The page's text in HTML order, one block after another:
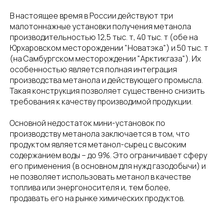
В настоящее время в России действуют три
малотоннажные установки получения метанола
производительностью 12,5 тыс. т, 40 тыс. т (обе на
Юрхаровском месторождении "Новатэка") и 50 тыс. т
(на Самбургском месторождении "Арктикгаза"). Их
особенностью является полная интеграция
производства метанола и действующего промысла.
Такая конструкция позволяет существенно снизить
требования к качеству производимой продукции.
Основной недостаток мини-установок по
производству метанола заключается в том, что
продуктом является метанол-сырец с высоким
содержанием воды – до 9%. Это ограничивает сферу
его применения (в основном для нужд газодобычи) и
не позволяет использовать метанол в качестве
топлива или энергоносителя и, тем более,
продавать его на рынке химических продуктов.